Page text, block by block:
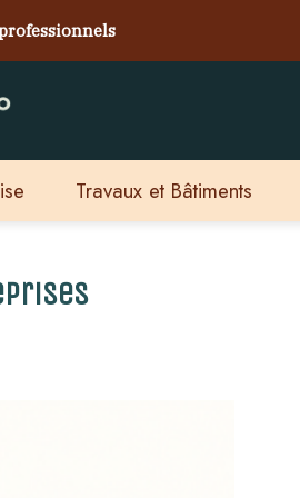
Travaux et Bâtiments